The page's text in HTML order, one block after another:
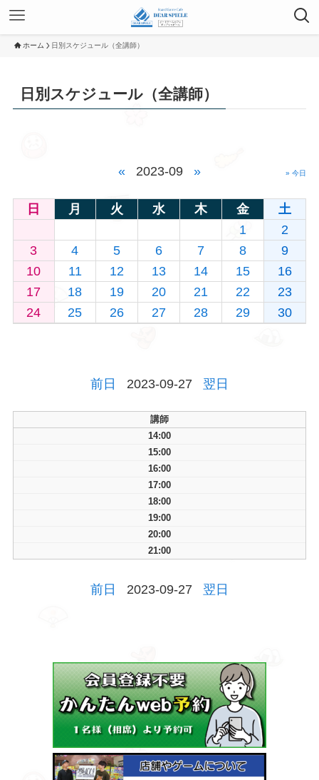
ホーム 日別スケジュール（全講師）
日別スケジュール（全講師）
« 2023-09 » » 今日
日 月 火 水 木 金
土
1
2
3
4 5 6 7 8
9
10
11 12 13 14 15
16
17
18 19 20 21 22
23
24
25 26 27 28 29 30
前日 2023-09-27 翌日
講師
14:00
15:00
16:00
17:00
18:00
19:00
20:00
21:00
前日 2023-09-27 翌日